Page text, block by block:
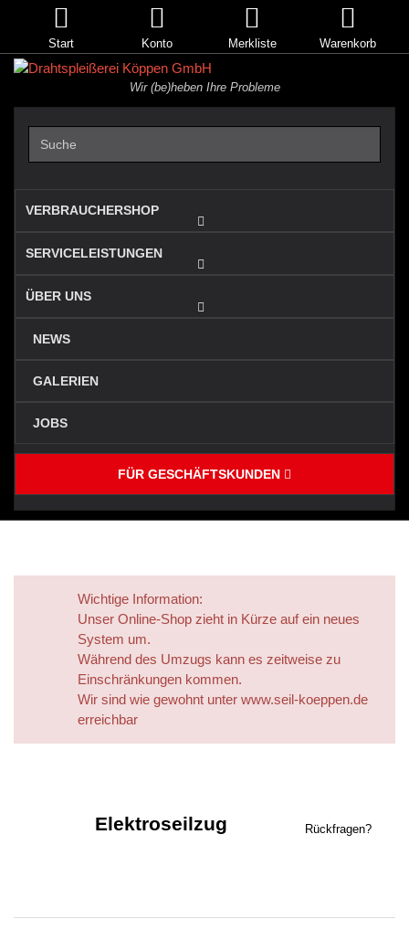
Start Konto Merkliste Warenkorb
Wir (be)heben Ihre Probleme
VERBRAUCHERSHOP
SERVICELEISTUNGEN
ÜBER UNS
NEWS
GALERIEN
JOBS
FÜR GESCHÄFTSKUNDEN
Wichtige Information:
Unser Online‑Shop zieht in Kürze auf ein neues
System um.
Während des Umzugs kann es zeitweise zu
Einschränkungen kommen.
Wir sind wie gewohnt unter www.seil-koeppen.de
erreichbar
Elektroseilzug Rückfragen?